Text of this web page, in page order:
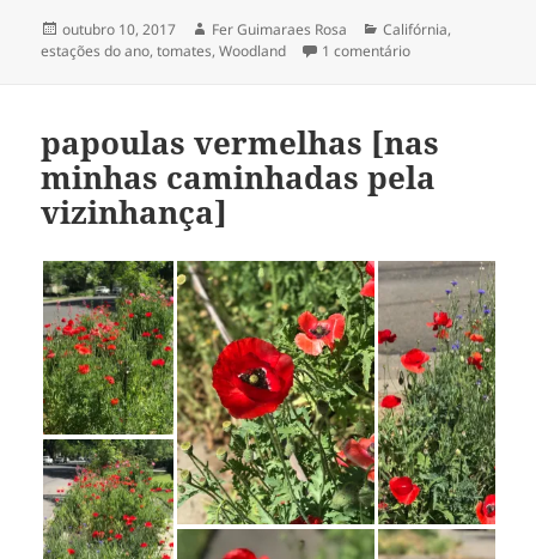
Publicado
em
outubro 10, 2017 Autor
Fer Guimaraes Rosa Categorias
Califórnia,
estações do ano,tomates,Woodland 1 comentárioem ❖ this year’s
papoulas vermelhas [nas
minhas caminhadas pela
vizinhança]